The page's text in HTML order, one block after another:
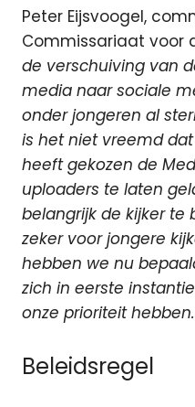
Peter Eijsvoogel,
Commissariaat voor
de verschuiving van
media naar sociale
onder jongeren al
is het niet vreemd
heeft gekozen de
uploaders te laten
belangrijk de kijker te
zeker voor jongere
hebben we nu
zich in eerste
onze prioriteit
Beleidsregel